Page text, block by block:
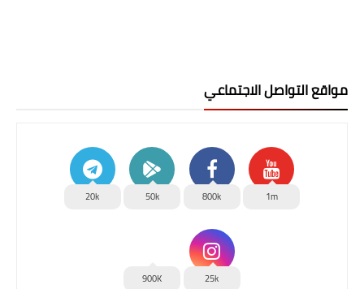
مواقع التواصل الاجتماعي
1m
800k
50k
20k
25k
900K